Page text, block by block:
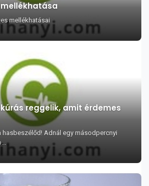
mellékhatásai
reggelik, amit érdemes
hasbeszélőd! Adnál egy másodpercnyi